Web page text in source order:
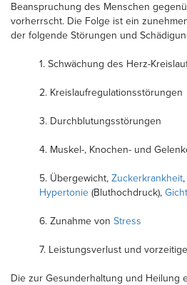
Beanspruchung des Menschen
vorherrscht. Die Folge ist ein
der folgende Störungen und
1. Schwächung des Herz-
2. Kreislaufregulationsstörungen
3. Durchblutungsstörungen
4. Muskel-, Knochen- und
5. Übergewicht, Zuckerkrankheit
Hypertonie (Bluthochdruck), Gicht
6. Zunahme von Stress
7. Leistungsverlust und
Die zur Gesunderhaltung und Heilung